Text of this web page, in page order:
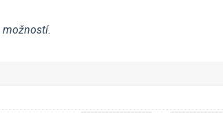
možností.